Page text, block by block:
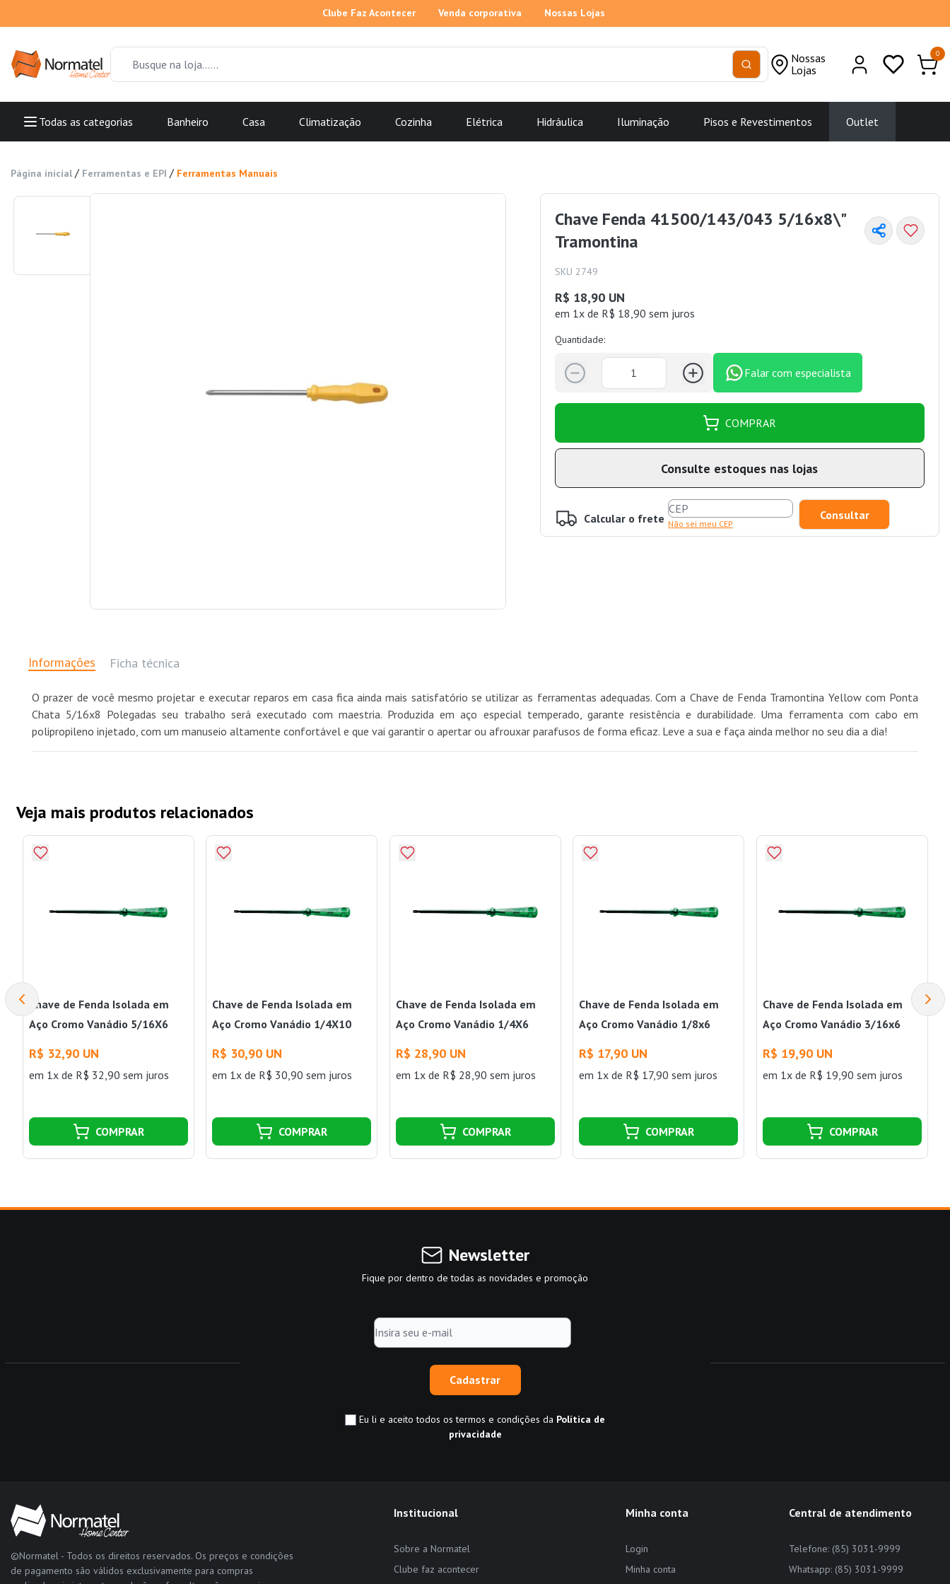
Clube Faz Acontecer Venda corporativa Nossas Lojas
Nossas
Lojas
0
Todas as categorias Banheiro Casa Climatização Cozinha Elétrica Hidráulica Iluminação Pisos e Revestimentos Outlet
Página inicial / Ferramentas e EPI / Ferramentas Manuais
Chave Fenda 41500/143/043 5/16x8\"
Tramontina
SKU 2749
R$ 18,90 UN
em 1x de R$ 18,90 sem juros
Quantidade:
Falar com especialista
COMPRAR
Consulte estoques nas lojas
Calcular o frete Não sei meu CEP
Informações Ficha técnica
O prazer de você mesmo projetar e executar reparos em casa fica ainda mais satisfatório se utilizar as ferramentas adequadas. Com a Chave de Fenda Tramontina Yellow com Ponta
Chata 5/16x8 Polegadas seu trabalho será executado com maestria. Produzida em aço especial temperado, garante resistência e durabilidade. Uma ferramenta com cabo em
polipropileno injetado, com um manuseio altamente confortável e que vai garantir o apertar ou afrouxar parafusos de forma eficaz. Leve a sua e faça ainda melhor no seu dia a dia!
Veja mais produtos relacionados
Chave de Fenda Isolada em
Aço Cromo Vanádio 5/16X6
R$ 32,90 UN
em 1x de R$ 32,90 sem juros
COMPRAR
Chave de Fenda Isolada em
Aço Cromo Vanádio 1/4X10
R$ 30,90 UN
em 1x de R$ 30,90 sem juros
COMPRAR
Chave de Fenda Isolada em
Aço Cromo Vanádio 1/4X6
R$ 28,90 UN
em 1x de R$ 28,90 sem juros
COMPRAR
Chave de Fenda Isolada em
Aço Cromo Vanádio 1/8x6
R$ 17,90 UN
em 1x de R$ 17,90 sem juros
COMPRAR
Chave de Fenda Isolada em
Aço Cromo Vanádio 3/16x6
R$ 19,90 UN
em 1x de R$ 19,90 sem juros
COMPRAR
Newsletter
Fique por dentro de todas as novidades e promoção
Cadastrar
Eu li e aceito todos os termos e condições da Política de
privacidade
©Normatel - Todos os direitos reservados. Os preços e condições
de pagamento são válidos exclusivamente para compras
Institucional
Sobre a Normatel
Clube faz acontecer
Minha conta
Login
Minha conta
Central de atendimento
Telefone: (85) 3031-9999
Whatsapp: (85) 3031-9999